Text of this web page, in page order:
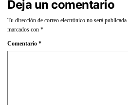
Deja un comentario
Tu dirección de correo electrónico no será publicada.
marcados con *
Comentario *